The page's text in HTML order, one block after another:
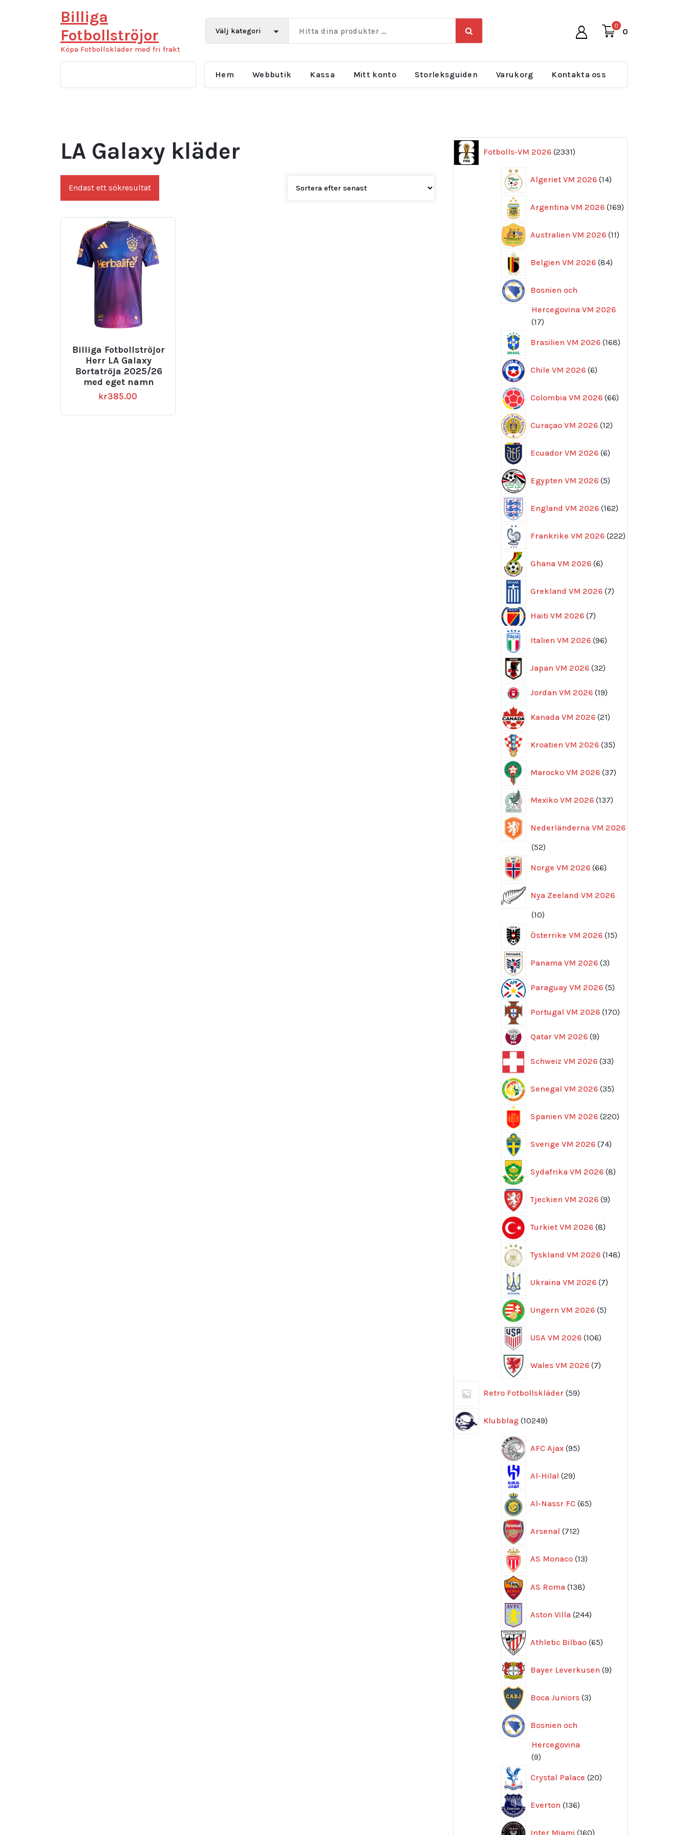
Billiga
Fotbollströjor
Köpa Fotbollskläder med fri frakt
0
0
Hem Webbutik Kassa Mitt konto Storleksguiden Varukorg Kontakta oss
LA Galaxy kläder
Endast ett sökresultat
Billiga Fotbollströjor
Herr LA Galaxy
Bortatröja 2025/26
med eget namn
kr385.00
Fotbolls-VM 2026 2331
produkter
Algeriet VM 2026 14
produkter
Argentina VM 2026 169
produkter
Australien VM 2026 11
produkter
Belgien VM 2026 84
produkter
Bosnien och
Hercegovina VM 2026
1717
Brasilien VM 2026 168
produkter
Chile VM 2026 6
produkter
Colombia VM 2026 66
produkter
Curaçao VM 2026 12
produkter
Ecuador VM 2026 6
produkter
Egypten VM 2026 5
produkter
England VM 2026 162
produkter
Frankrike VM 2026 222
produkter
Ghana VM 2026 6
produkter
Grekland VM 2026 7
produkter
Haiti VM 2026 77
Italien VM 2026 96
produkter
Japan VM 2026 32
produkter
Jordan VM 2026 1919
Kanada VM 2026 21
produkter
Kroatien VM 2026 35
produkter
Marocko VM 2026 37
produkter
Mexiko VM 2026 137
produkter
Nederländerna VM 2026
5252
Norge VM 2026 66
produkter
Nya Zeeland VM 2026
1010
Österrike VM 2026 15
produkter
Panama VM 2026 3
produkter
Paraguay VM 2026 55
Portugal VM 2026 170
produkter
Qatar VM 2026 99
Schweiz VM 2026 33
produkter
Senegal VM 2026 35
produkter
Spanien VM 2026 220
produkter
Sverige VM 2026 74
produkter
Sydafrika VM 2026 8
produkter
Tjeckien VM 2026 9
produkter
Turkiet VM 2026 8
produkter
Tyskland VM 2026 148
produkter
Ukraina VM 2026 7
produkter
Ungern VM 2026 5
produkter
USA VM 2026 106
produkter
Wales VM 2026 7
produkter
Retro Fotbollskläder 59
produkter
Klubblag 10249
produkter
AFC Ajax 95
produkter
Al-Hilal 29
produkter
Al-Nassr FC 65
produkter
Arsenal 712
produkter
AS Monaco 13
produkter
AS Roma 138
produkter
Aston Villa 244
produkter
Athletic Bilbao 65
produkter
Bayer Leverkusen 9
produkter
Boca Juniors 3
produkter
Bosnien och
Hercegovina
99
Crystal Palace 20
produkter
Everton 136
produkter
Inter Miami 160